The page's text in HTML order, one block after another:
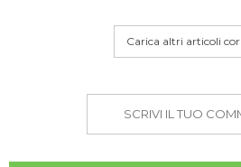
Carica altri articoli
SCRIVI IL TUO